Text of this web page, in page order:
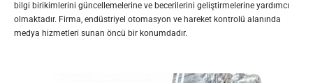
bilgi birikimlerini güncellemelerine ve becerilerini geliştirmelerine yardımcı
olmaktadır. Firma, endüstriyel otomasyon ve hareket kontrolü alanında
medya hizmetleri sunan öncü bir konumdadır.